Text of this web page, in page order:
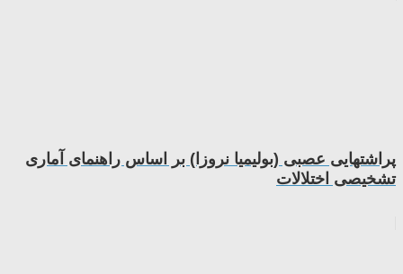
پراشتهایی عصبی (بولیمیا نروزا) بر اساس راهنمای آماری
تشخیصی اختلالات